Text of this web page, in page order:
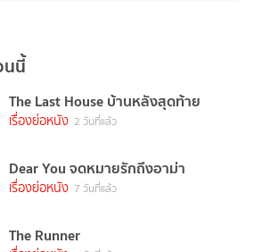
นนี้
The Last House บ้านหลังสุดท้าย
เรื่องย่อหนัง 2 วันที่แล้ว
Dear You จดหมายรักถึงอาม่า
เรื่องย่อหนัง 7 วันที่แล้ว
The Runner